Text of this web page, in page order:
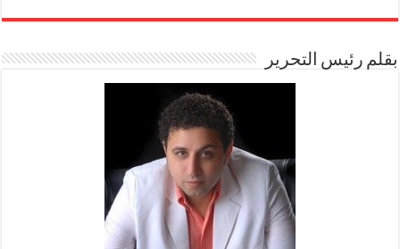
بقلم رئيس التحرير